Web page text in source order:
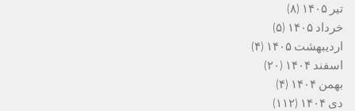
تیر ۱۴۰۵
(۸)
خرداد ۱۴۰۵
(۵)
اردیبهشت ۱۴۰۵
(۴)
اسفند ۱۴۰۴
(۲۰)
بهمن ۱۴۰۴
(۴)
دی ۱۴۰۴
(۱۱۲)